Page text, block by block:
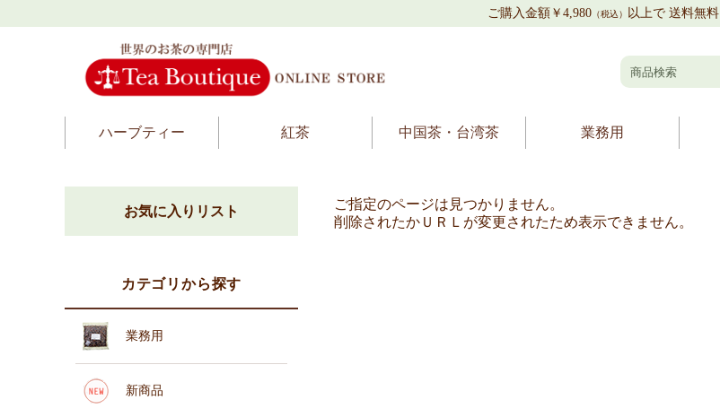
ご購入金額￥4,980 （税込） 以上で 送料無料
ハーブティー 紅茶 中国茶・台湾茶 業務用
ご指定のページは見つかりません。
削除されたかＵＲＬが変更されたため表示できません。
お気に入りリスト
カテゴリから探す
業務用
新商品